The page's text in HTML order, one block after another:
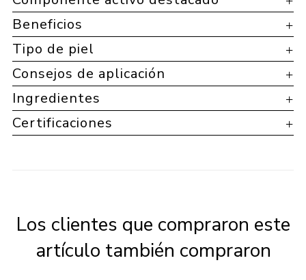
Beneficios
Tipo de piel
Consejos de aplicación
Ingredientes
Certificaciones
Los clientes que compraron este
artículo también compraron